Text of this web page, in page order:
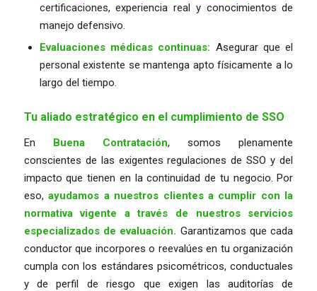
certificaciones, experiencia real y conocimientos de
manejo defensivo.
Evaluaciones médicas continuas: Asegurar que el
personal existente se mantenga apto físicamente a lo
largo del tiempo.
Tu aliado estratégico en el cumplimiento de SSO
En Buena Contratación, somos plenamente
conscientes de las exigentes regulaciones de SSO y del
impacto que tienen en la continuidad de tu negocio. Por
eso,ayudamos a nuestros clientes a cumplir con la
normativa vigente a través de nuestros servicios
especializados de evaluación. Garantizamos que cada
conductor que incorpores o reevalúes en tu organización
cumpla con los estándares psicométricos, conductuales
y de perfil de riesgo que exigen las auditorías de